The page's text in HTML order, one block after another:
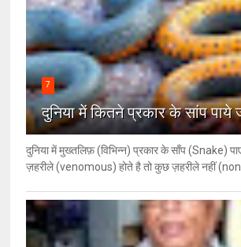
7
दुनिया में कितने प्रकार के सांप पाये
दुनिया में मुख्तलिफ़ (विभिन्न) प्रकार के साँप (Snake)
ज़हरीले (venomous) होते है तो कुछ ज़हरीले नहीं (non